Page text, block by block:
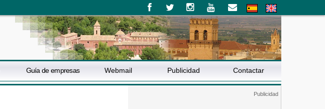
Guía de empresas Webmail Publicidad Contactar